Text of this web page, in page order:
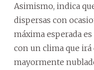
Asimismo, indica
dispersas con
máxima esperada es
con un clima que irá
mayormente